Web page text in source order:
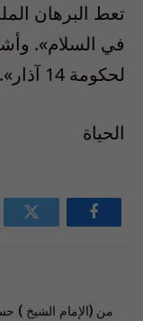
تعط البرهان
في السلام».
لحكومة 14 آذار».
الحياة
فيسبوك تويتر
من (الإمام الشيخ )